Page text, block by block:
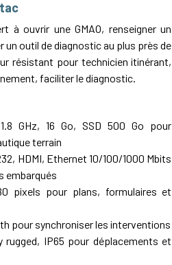
à ouvrir une GMAO, renseigner un
outil de diagnostic au plus près de
résistant pour technicien itinérant,
faciliter le diagnostic.
GHz, 16 Go, SSD 500 Go pour
terrain
HDMI, Ethernet 10/100/1000 Mbits
embarqués
pixels pour plans, formulaires et
pour synchroniser les interventions
IP65 pour déplacements et